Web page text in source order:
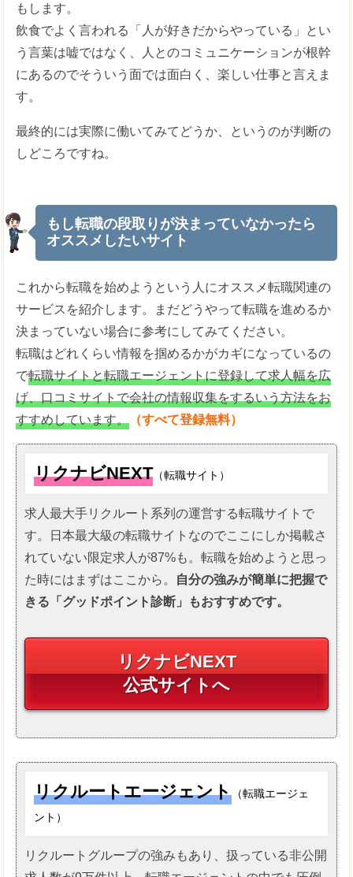
もします。
飲食でよく言われる「人が好きだからやっている」とい
う言葉は嘘ではなく、人とのコミュニケーションが根幹
にあるのでそういう面では面白く、楽しい仕事と言えま
す。
最終的には実際に働いてみてどうか、というのが判断の
しどころですね。
もし転職の段取りが決まっていなかったら
オススメしたいサイト
これから転職を始めようという人にオススメ転職関連の
サービスを紹介します。まだどうやって転職を進めるか
決まっていない場合に参考にしてみてください。
転職はどれくらい情報を掴めるかがカギになっているの
で転職サイトと転職エージェントに登録して求人幅を広
げ、口コミサイトで会社の情報収集をするいう方法をお
すすめしています。
（すべて登録無料）
リクナビNEXT （転職サイト）
求人最大手リクルート系列の運営する転職サイトで
す。日本最大級の転職サイトなのでここにしか掲載さ
れていない限定求人が87%も。転職を始めようと思っ
た時にはまずはここから。
自分の強みが簡単に把握で
きる「グッドポイント診断」もおすすめです。
リクナビNEXT
公式サイトへ
リクルートエージェント （転職エージェ
ント）
リクルートグループの強みもあり、扱っている非公開